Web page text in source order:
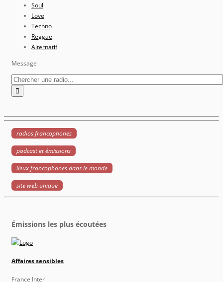
Soul
Love
Techno
Reggae
Alternatif
Message
radios francophones
podcast et émissions
lieux francophones dans le monde
site web unique
Émissions les plus écoutées
Affaires sensibles
France Inter